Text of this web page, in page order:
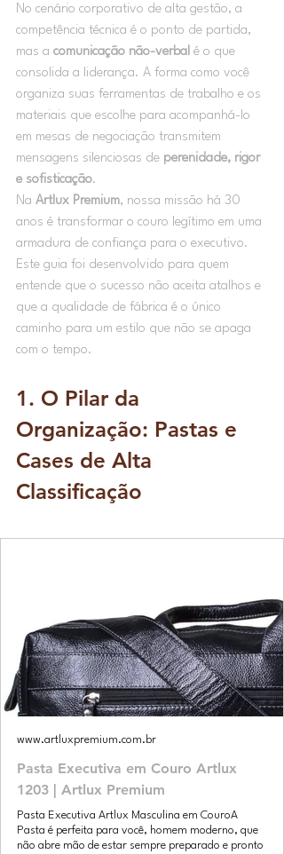
No cenário corporativo de alta gestão, a
competência técnica é o ponto de partida,
mas a comunicação não-verbal é o que
consolida a liderança. A forma como você
organiza suas ferramentas de trabalho e os
materiais que escolhe para acompanhá-lo
em mesas de negociação transmitem
mensagens silenciosas de perenidade, rigor
e sofisticação.
Na Artlux Premium, nossa missão há 30
anos é transformar o couro legítimo em uma
armadura de confiança para o executivo.
Este guia foi desenvolvido para quem
entende que o sucesso não aceita atalhos e
que a qualidade de fábrica é o único
caminho para um estilo que não se apaga
com o tempo.
1. O Pilar da
Organização: Pastas e
Cases de Alta
Classificação
www.artluxpremium.com.br
Pasta Executiva em Couro Artlux
1203 | Artlux Premium
Pasta Executiva Artlux Masculina em CouroA
Pasta é perfeita para você, homem moderno, que
não abre mão de estar sempre preparado e pronto